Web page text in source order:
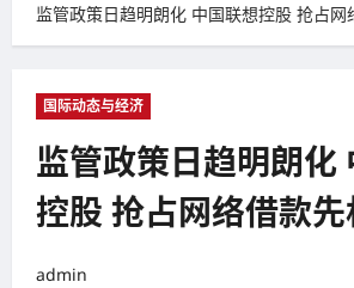
监管政策日趋明朗化 中国联想控股 抢占网
国际动态与经济
监管政策日趋明朗化
控股 抢占网络借款先
admin